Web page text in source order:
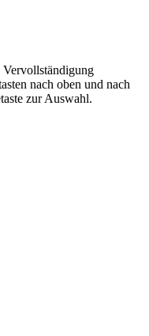
Vervollständigung
nach oben und nach
zur Auswahl.